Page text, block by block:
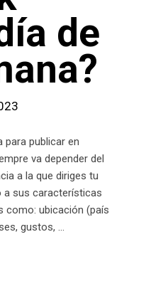
de
para publicar en
va depender del
a la que diriges tu
sus características
como: ubicación (país
gustos,